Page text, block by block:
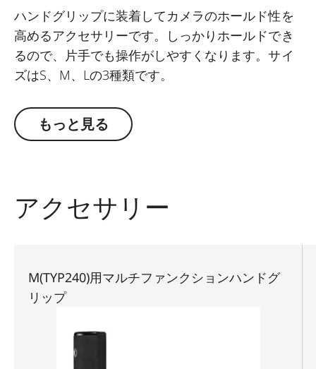
ハンドグリップに装着してカメラのホールド性を
高めるアクセサリーです。しっかりホールドでき
るので、片手でも操作がしやすくなります。サイ
ズはS、M、Lの3種類です。
もっと見る
アクセサリー
M(TYP240)用マルチファンクションハンドグ
リップ